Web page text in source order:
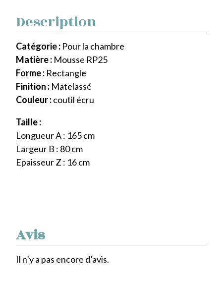
Avis
Il n’y a pas encore d’avis.
Description
Catégorie : Pour la chambre
Matière : Mousse RP25
Forme : Rectangle
Finition : Matelassé
Couleur :coutil écru
Taille :
Longueur A : 165 cm
Largeur B : 80 cm
Epaisseur Z : 16 cm